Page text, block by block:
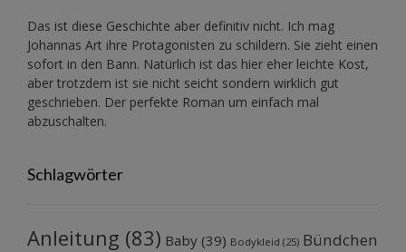
Das ist diese Geschichte aber definitiv nicht. Ich mag
Johannas Art ihre Protagonisten zu schildern. Sie zieht einen
sofort in den Bann. Natürlich ist das hier eher leichte Kost,
aber trotzdem ist sie nicht seicht sondern wirklich gut
geschrieben. Der perfekte Roman um einfach mal
abzuschalten.
Schlagwörter
Anleitung (83) Baby (39) Bodykleid (25) Bündchen